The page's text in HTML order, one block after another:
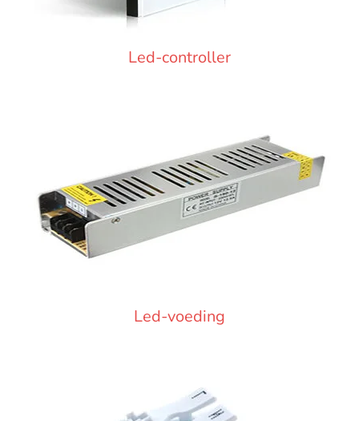
Led-controller
Led-voeding